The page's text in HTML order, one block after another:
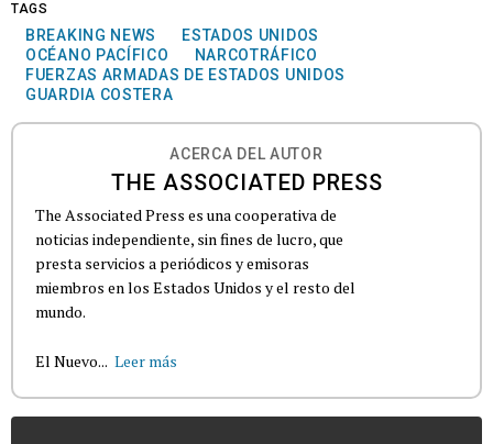
TAGS
BREAKING NEWS
ESTADOS UNIDOS
OCÉANO PACÍFICO
NARCOTRÁFICO
FUERZAS ARMADAS DE ESTADOS UNIDOS
GUARDIA COSTERA
ACERCA DEL AUTOR
THE ASSOCIATED PRESS
The Associated Press es una cooperativa de
noticias independiente, sin fines de lucro, que
presta servicios a periódicos y emisoras
miembros en los Estados Unidos y el resto del
mundo.
El Nuevo... Leer más